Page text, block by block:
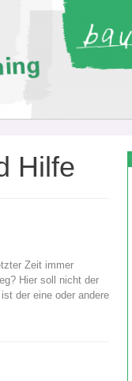
Hilfe
Zeit immer
Hier soll nicht der
der eine oder andere